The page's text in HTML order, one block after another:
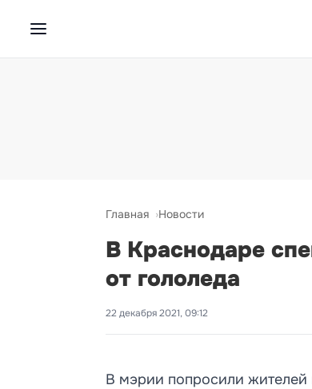
Главная Новости
В Краснодаре
от гололеда
22 декабря 2021, 09:12
В мэрии попросили жителей